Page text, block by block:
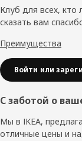
колонтитул
Клуб для всех,
сказать вам
Преимущества
Войти или
С заботой о
Мы в IKEA,
отличные цены и